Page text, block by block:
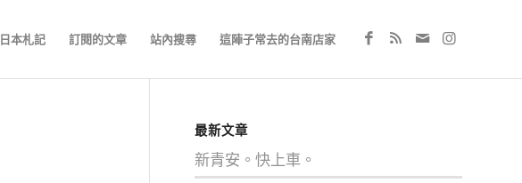
日本札記 訂閱的文章 站內搜尋 這陣子常去的台南店家
最新文章
新青安。快上車。